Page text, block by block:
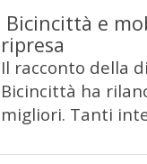
Bicincittà e
ripresa
Il racconto della
Bicincittà ha
migliori. Tanti